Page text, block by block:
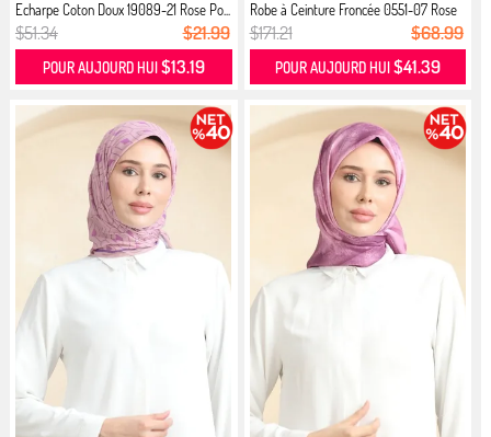
Echarpe Coton Doux 19089-21 Rose Po...
$51.34 $21.99
POUR AUJOURD HUI $13.19
Robe à Ceinture Froncée 0551-07 Rose
$171.21 $68.99
POUR AUJOURD HUI $41.39